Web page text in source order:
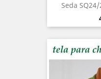
Seda SQ24/